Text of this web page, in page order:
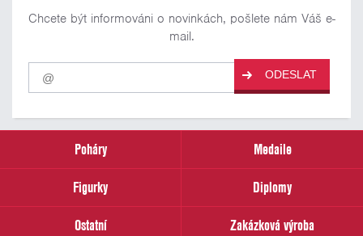
Chcete být informováni o novinkách, pošlete nám Váš e-
mail.
Pro
odběr
našich
email
ODESLAT
Poháry
Medaile
Figurky
Diplomy
Ostatní
Zakázková výroba